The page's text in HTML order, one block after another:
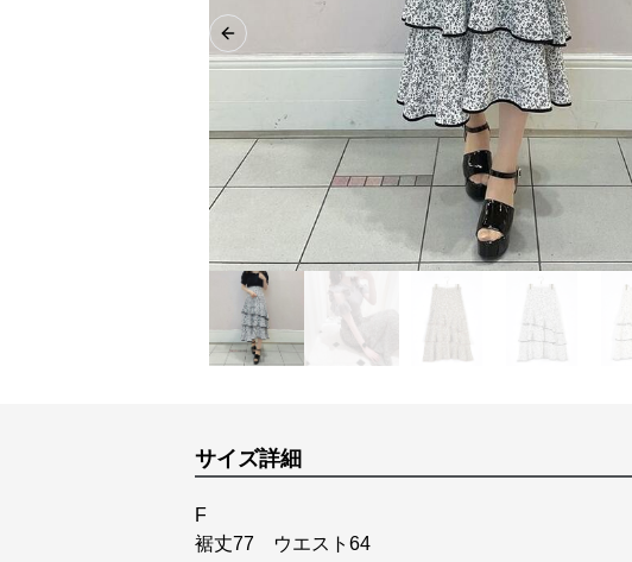
Previous slide
サイズ詳細
F
裾丈77 ウエスト64